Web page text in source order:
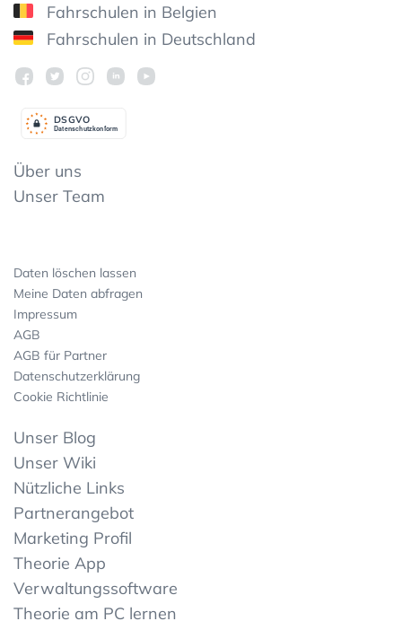
Fahrschulen in Belgien
Fahrschulen in Deutschland
Datenschutzkonform
DSGVO
Über uns
Unser Team
Daten löschen lassen
Meine Daten abfragen
Impressum
AGB
AGB für Partner
Datenschutzerklärung
Cookie Richtlinie
Unser Blog
Unser Wiki
Nützliche Links
Partnerangebot
Marketing Profil
Theorie App
Verwaltungssoftware
Theorie am PC lernen